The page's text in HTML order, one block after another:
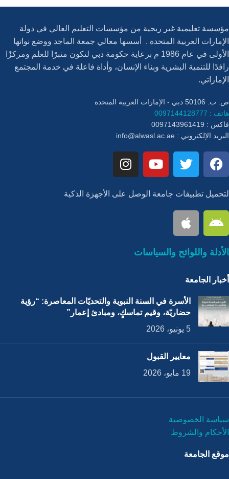
مؤسسة تعليمية غير ربحية من مؤسسات التعليم العالي في دولة
الإمارات العربية المتحدة . أسسها معالي جمعة الماجد ووضع نواتها
الأولى في عام 1986 م برعاية حكومة دبي لتكون منبرًا للعلم ومركزًا
رافدًا للتنمية البشرية وبناء الإنسان، وأداة فاعلة في خدمة المجتمع
الإماراتي.
ص. ب. 50106 دبي - الإمارات العربية المتحدة
هاتف : 0097144128777
فاكس : 0097143961419
البريد الإلكتروني : info@alwasl.ac.ae
لتحميل تطبيقات جامعة الوصل على الأجهزة الذكية
الأدلة واللوائح والسياسات
أخبار الجامعة
الأسرة في السنة النبوية والتحديّات المعاصرة: “رؤية
حضاريّة، وقيم تماسكٍ، ومبادئ إعمار”
5 يونيو، 2026
معايير القبول
19 مايو، 2026
سياسة الخصوصية
الأحكام والشروط
موقع الجامعة